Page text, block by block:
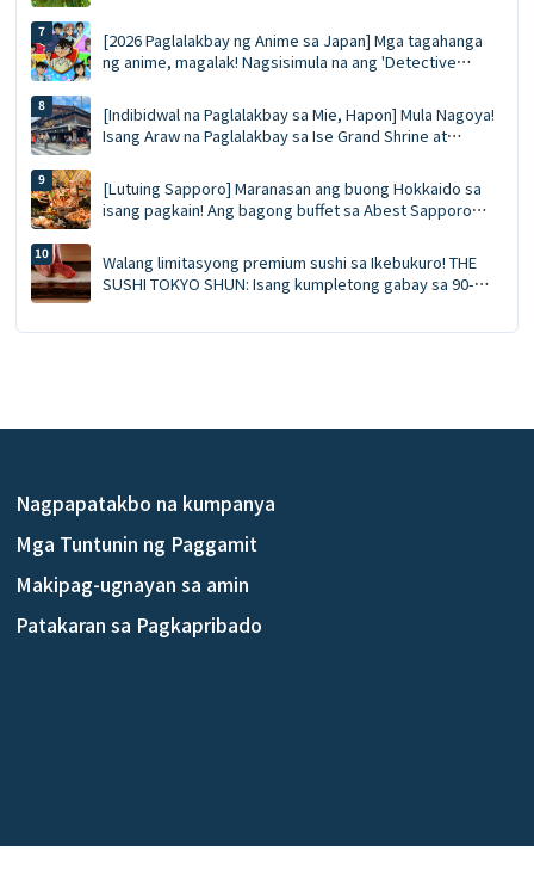
Hiyas ng Bundok Fuji
[2026 Paglalakbay ng Anime sa Japan] Mga tagahanga
ng anime, magalak! Nagsisimula na ang 'Detective
bagong merchandise, photo session kasama ang mga
karakter, at isang praktikal na gabay sa pag-book ng
transportasyon ✨
[Indibidwal na Paglalakbay sa Mie, Hapon] Mula Nagoya!
Isang Araw na Paglalakbay sa Ise Grand Shrine at
[Lutuing Sapporo] Maranasan ang buong Hokkaido sa
isang pagkain! Ang bagong buffet sa Abest Sapporo
pagtikim ng ligaw na bluefin tuna, at GARAKU soup curry
Walang limitasyong premium sushi sa Ikebukuro! THE
SUSHI TOKYO SHUN: Isang kumpletong gabay sa 90-
limitasyong sea urchin at sariwang sushi na inihahanda
Nagpapatakbo na kumpanya
Mga Tuntunin ng Paggamit
Makipag-ugnayan sa amin
Patakaran sa Pagkapribado